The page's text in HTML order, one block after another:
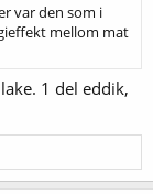
var den som i
mellom mat
1 del eddik,